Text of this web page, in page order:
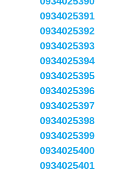
0934025391
0934025392
0934025393
0934025394
0934025395
0934025396
0934025397
0934025398
0934025399
0934025400
0934025401